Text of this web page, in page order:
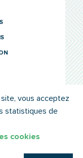
LÉGALES
vous acceptez
statistiques de
cookies